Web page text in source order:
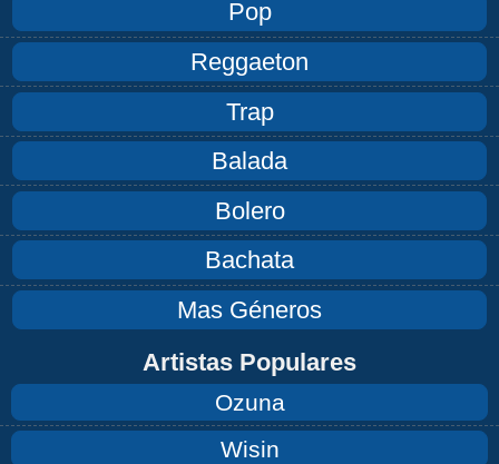
Pop
Reggaeton
Trap
Balada
Bolero
Bachata
Mas Géneros
Artistas Populares
Ozuna
Wisin